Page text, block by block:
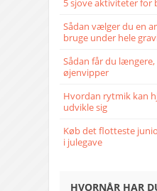
5 sjove aktiviteter for
Sådan vælger du en
bruge under hele
Sådan får du
øjenvipper
Hvordan rytmik kan
udvikle sig
Køb det flotteste
i julegave
HVORNÅR HAR